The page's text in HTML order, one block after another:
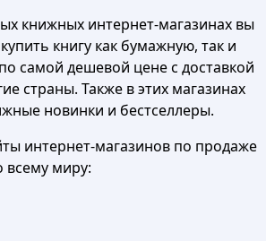
книжных интернет-магазинах вы
книгу как бумажную, так и
самой дешевой цене с доставкой
страны. Также в этих магазинах
новинки и бестселлеры.
интернет-магазинов по продаже
всему миру: